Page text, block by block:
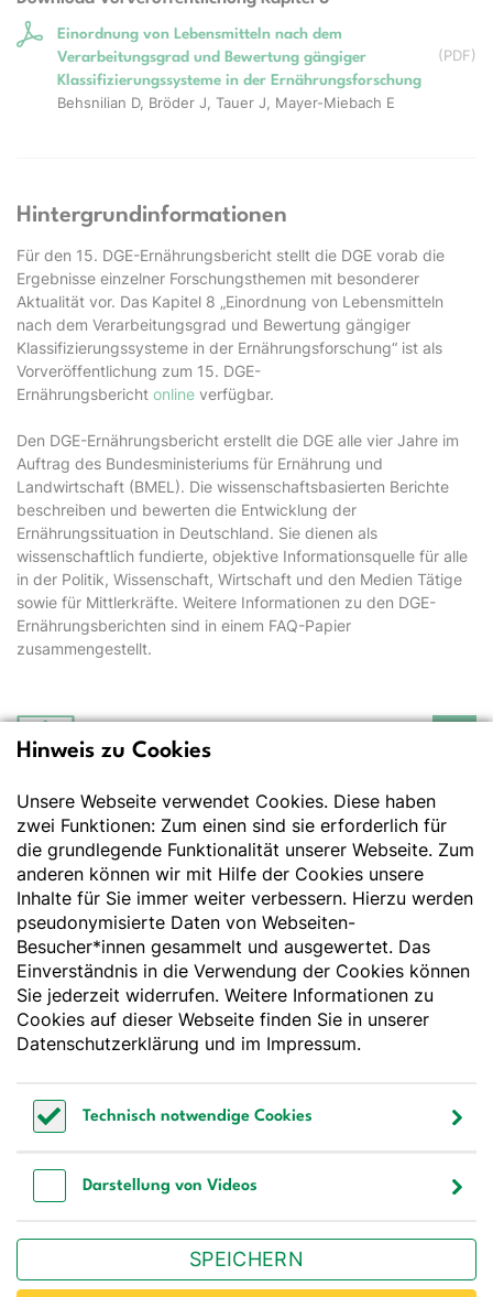
Einordnung von Lebensmitteln nach dem
Verarbeitungsgrad und Bewertung gängiger
Klassifizierungssysteme in der Ernährungsforschung
(PDF)
Behsnilian D, Bröder J, Tauer J, Mayer-Miebach E
Hintergrundinformationen
Für den 15. DGE-Ernährungsbericht stellt die DGE vorab die
Ergebnisse einzelner Forschungsthemen mit besonderer
Aktualität vor. Das Kapitel 8 „Einordnung von Lebensmitteln
nach dem Verarbeitungsgrad und Bewertung gängiger
Klassifizierungssysteme in der Ernährungsforschung“ ist als
Vorveröffentlichung zum 15. DGE-
Ernährungsbericht online verfügbar.
Den DGE-Ernährungsbericht erstellt die DGE alle vier Jahre im
Auftrag des Bundesministeriums für Ernährung und
Landwirtschaft (BMEL). Die wissenschaftsbasierten Berichte
beschreiben und bewerten die Entwicklung der
Ernährungssituation in Deutschland. Sie dienen als
wissenschaftlich fundierte, objektive Informationsquelle für alle
in der Politik, Wissenschaft, Wirtschaft und den Medien Tätige
sowie für Mittlerkräfte. Weitere Informationen zu den DGE-
Ernährungsberichten sind in einem FAQ-Papier
zusammengestellt.
Deutsche Gesellschaft
Der Wissenschaft verpflichtet - Ihre Partnerin für
Essen und Trinken
Deutsche Gesellschaft für Ernährung e. V.
Godesberger Allee 136
53175 Bonn
Tel:+49 228 3776-600
Fax:+49 228 3776-800
E-Mail: webmaster@dge.de
[socialLinksTitle]
Bestellen Sie unseren Newsletter
Hinweis zu Cookies
Unsere Webseite verwendet Cookies. Diese haben
zwei Funktionen: Zum einen sind sie erforderlich für
die grundlegende Funktionalität unserer Webseite. Zum
anderen können wir mit Hilfe der Cookies unsere
Inhalte für Sie immer weiter verbessern. Hierzu werden
pseudonymisierte Daten von Webseiten-
Besucher*innen gesammelt und ausgewertet. Das
Einverständnis in die Verwendung der Cookies können
Sie jederzeit widerrufen. Weitere Informationen zu
Cookies auf dieser Webseite finden Sie in unserer
Datenschutzerklärung und im Impressum.
Technisch notwendige Cookies
Darstellung von Videos
SPEICHERN